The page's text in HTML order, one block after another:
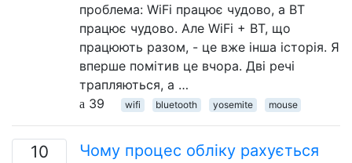
проблема: WiFi працює чудово, а BT
працює чудово. Але WiFi + BT, що
працюють разом, - це вже інша історія. Я
вперше помітив це вчора. Дві речі
трапляються, а …
39
wifi bluetooth yosemite mouse
10
Чому процес обліку рахується